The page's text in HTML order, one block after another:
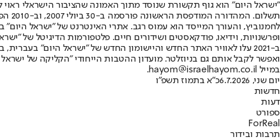
"ישראל היום" הוא גוף תקשורת שנוסד מתוך האמונה שהציבור הישראלי ראוי
ופרשנויות, וידיאו, פודקאסטים ושידורים חיים. פלטפורמות הדיגיטל של
ב-2021 עלו לאוויר האתר החדש והיישומון החדש של "ישראל היום"
ואפשר לקבל אותם גם בניוזלטר. מועדון ההטבות הייחודי "הקליקה של
במייל hayom@israelhayom.co.il.
יום שני, 6.7.2026
כ"א בתמוז תשפ"ו
חדשות
דעות
ספורט
ForReal
תרבות ובידור